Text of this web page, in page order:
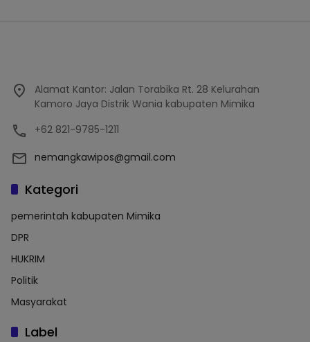
Alamat Kantor: Jalan Torabika Rt. 28 Kelurahan
Kamoro Jaya Distrik Wania kabupaten Mimika
+62 821-9785-1211
nemangkawipos@gmail.com
Kategori
pemerintah kabupaten Mimika
DPR
HUKRIM
Politik
Masyarakat
Label